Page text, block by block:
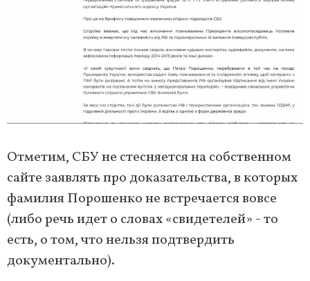
Отметим, СБУ не стесняется на собственном
сайте заявлять про доказательства, в которых
фамилия Порошенко не встречается вовсе
(либо речь идет о словах «свидетелей» - то
есть, о том, что нельзя подтвердить
документально).